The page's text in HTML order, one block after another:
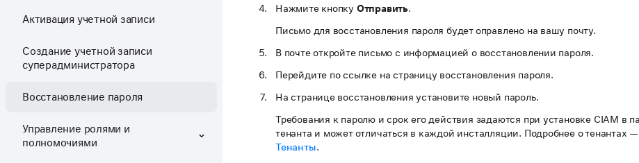
Активация учетной записи
Создание учетной записи
суперадминистратора
Восстановление пароля
Управление ролями и
полномочиями
Нажмите кнопку Отправить.
Письмо для восстановления пароля будет оправлено на вашу почту.
В почте откройте письмо с информацией о восстановлении пароля.
Перейдите по ссылке на страницу восстановления пароля.
На странице восстановления установите новый пароль.
Требования к паролю и срок его действия задаются при установке CIAM в
тенанта и может отличаться в каждой инсталляции. Подробнее о тенантах
Тенанты.